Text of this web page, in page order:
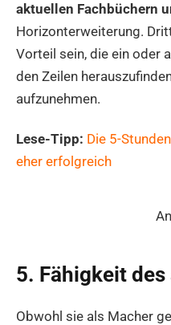
aktuellen Fachbüchern
Horizonterweiterung.
Vorteil sein, die ein oder
den Zeilen
aufzunehmen.
Lese-Tipp: Die 5-
eher erfolgreich
5. Fähigkeit
Obwohl sie als Macher